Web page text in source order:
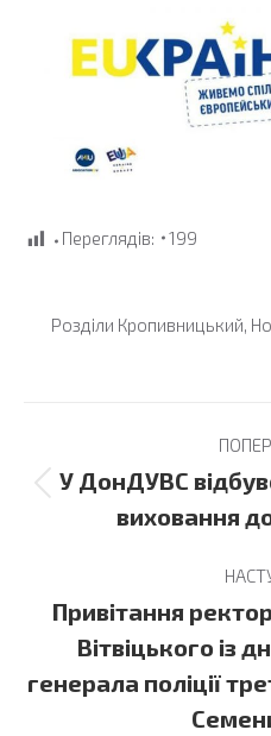
Переглядів: 199
Розділи Кропивницький
navigation
У ДонДУВС
виховання
Привітання
Вітвіцького із
генерала поліції